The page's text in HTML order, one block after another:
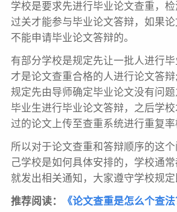
学校是要求先进行毕业论文查重，
过关才能参与毕业论文答辩，如果
不能申请毕业论文答辩的。
有部分学校是规定先让一批人进行
才是论文查重合格的人进行论文答
规定先由导师确定毕业论文没有问
毕业生进行毕业论文答辩，之后学
过的论文上传至查重系统进行重复率
所以对于论文查重和答辩顺序的这
己学校是如何具体安排的，学校通
就发出相关通知，大家遵守学校规定
推荐阅读：
《论文查重是怎么个查法